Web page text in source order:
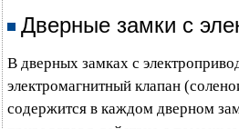
Дверные замки с
В дверных замках с
электромагнитный клапан
содержится в каждом дверном